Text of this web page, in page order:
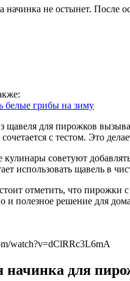
начинка не остынет. После
белые грибы на зиму
щавеля для пирожков
сочетается с тестом. Это
кулинары советуют
использовать щавель в
отметить, что
и полезное решение для
watch?v=dClRRc3L6mA
начинка для